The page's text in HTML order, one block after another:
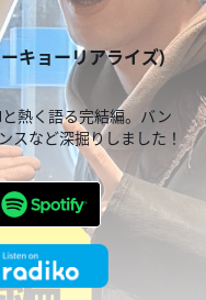
キョーリアライズ)
熱く語る完結編。バン
スなど深掘りしました！